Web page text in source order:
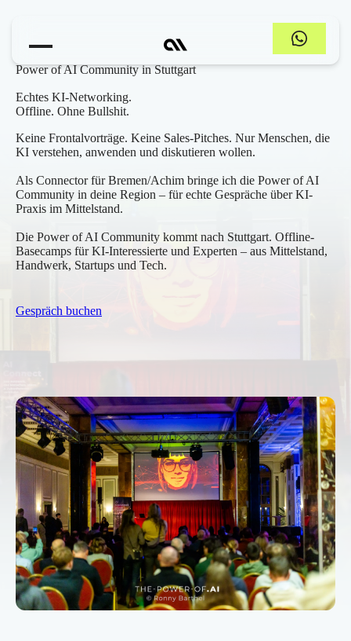
Power of AI Community in Stuttgart
Echtes KI-Networking.
Offline. Ohne Bullshit.
Keine Frontalvorträge. Keine Sales-Pitches. Nur Menschen, die
KI verstehen, anwenden und diskutieren wollen.
Als Connector für Bremen/Achim bringe ich die Power of AI
Community in deine Region – für echte Gespräche über KI-
Praxis im Mittelstand.
Die Power of AI Community kommt nach Stuttgart. Offline-
Basecamps für KI-Interessierte und Experten – aus Mittelstand,
Handwerk, Startups und Tech.
Gespräch buchen